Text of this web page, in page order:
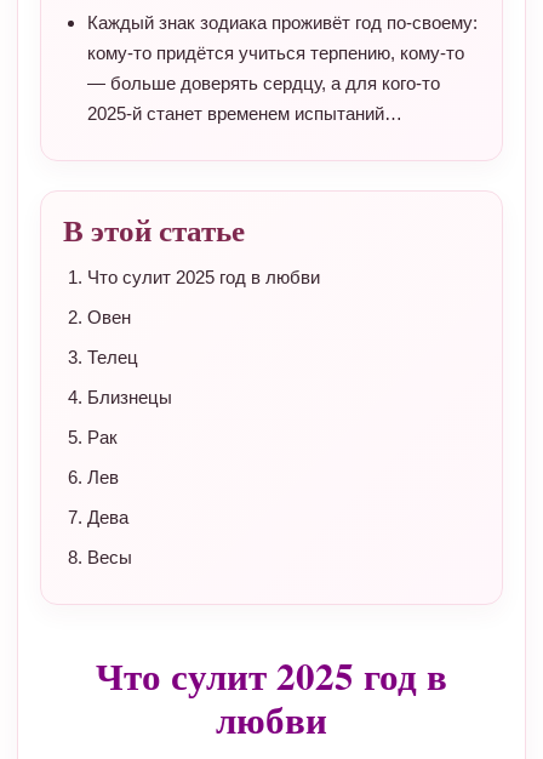
Каждый знак зодиака проживёт год по-своему:
кому-то придётся учиться терпению, кому-то
— больше доверять сердцу, а для кого-то
2025-й станет временем испытаний…
В этой статье
Что сулит 2025 год в любви
Овен
Телец
Близнецы
Рак
Лев
Дева
Весы
Что сулит 2025 год в
любви